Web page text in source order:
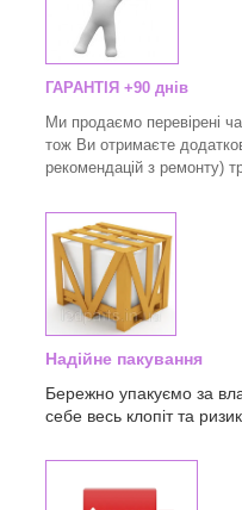
ГАРАНТІЯ +90 днів
Ми продаємо перевірені
тож Ви отримаєте
рекомендацій з ремонту)
Надійне пакування
Бережно упакуємо за
себе весь клопіт та